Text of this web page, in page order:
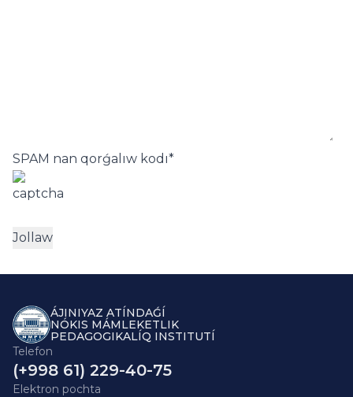
SPAM nan qorǵalıw kodı*
ÁJINIYAZ ATÍNDAǴÍ
NÓKIS MÁMLEKETLIK
PEDAGOGIKALÍQ INSTITUTÍ
Telefon
(+998 61) 229-40-75
Elektron pochta